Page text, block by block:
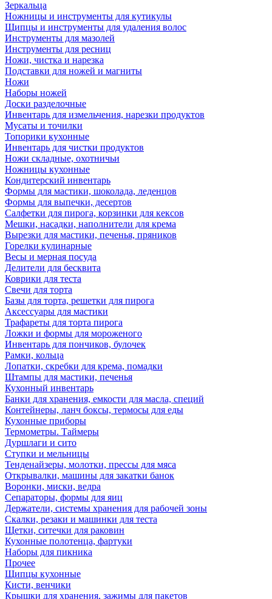
Зеркальца
Ножницы и инструменты для кутикулы
Щипцы и инструменты для удаления волос
Инструменты для мазолей
Инструменты для ресниц
Ножи, чистка и нарезка
Подставки для ножей и магниты
Ножи
Наборы ножей
Доски разделочные
Инвентарь для измельчения, нарезки продуктов
Мусаты и точилки
Топорики кухонные
Инвентарь для чистки продуктов
Ножи складные, охотничьи
Ножницы кухонные
Кондитерский инвентарь
Формы для мастики, шоколада, леденцов
Формы для выпечки, десертов
Салфетки для пирога, корзинки для кексов
Мешки, насадки, наполнители для крема
Вырезки для мастики, печенья, пряников
Горелки кулинарные
Весы и мерная посуда
Делители для бесквита
Коврики для теста
Свечи для торта
Базы для торта, решетки для пирога
Аксессуары для мастики
Трафареты для торта пирога
Ложки и формы для мороженого
Инвентарь для пончиков, булочек
Рамки, кольца
Лопатки, скребки для крема, помадки
Штампы для мастики, печенья
Кухонный инвентарь
Банки для хранения, емкости для масла, специй
Контейнеры, ланч боксы, термосы для еды
Кухонные приборы
Термометры. Таймеры
Дуршлаги и сито
Ступки и мельницы
Тенденайзеры, молотки, прессы для мяса
Открывалки, машины для закатки банок
Воронки, миски, ведра
Сепараторы, формы для яиц
Держатели, системы хранения для рабочей зоны
Скалки, резаки и машинки для теста
Щетки, ситечки для раковин
Кухонные полотенца, фартуки
Наборы для пикника
Прочее
Щипцы кухонные
Кисти, венчики
Крышки для хранения, зажимы для пакетов